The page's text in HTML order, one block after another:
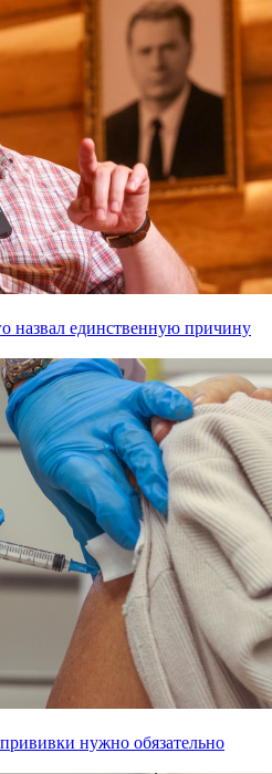
единственную причину
нужно обязательно